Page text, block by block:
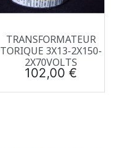
TRANSFORMATEUR
TORIQUE 3X13-2X150-
2X70VOLTS
Prix
102,00 €